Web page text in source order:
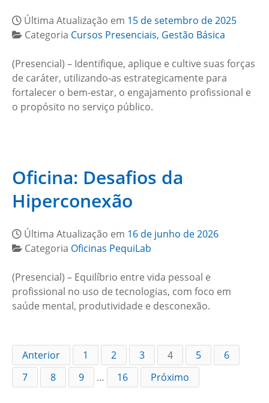
Última Atualização em 15 de setembro de 2025
Categoria Cursos Presenciais, Gestão Básica
(Presencial) – Identifique, aplique e cultive suas forças
de caráter, utilizando-as estrategicamente para
fortalecer o bem-estar, o engajamento profissional e
o propósito no serviço público.
Oficina: Desafios da
Hiperconexão
Última Atualização em 16 de junho de 2026
Categoria Oficinas PequiLab
(Presencial) – Equilíbrio entre vida pessoal e
profissional no uso de tecnologias, com foco em
saúde mental, produtividade e desconexão.
Anterior 1 2 3 4 5
6
7
8 9 … 16 Próximo